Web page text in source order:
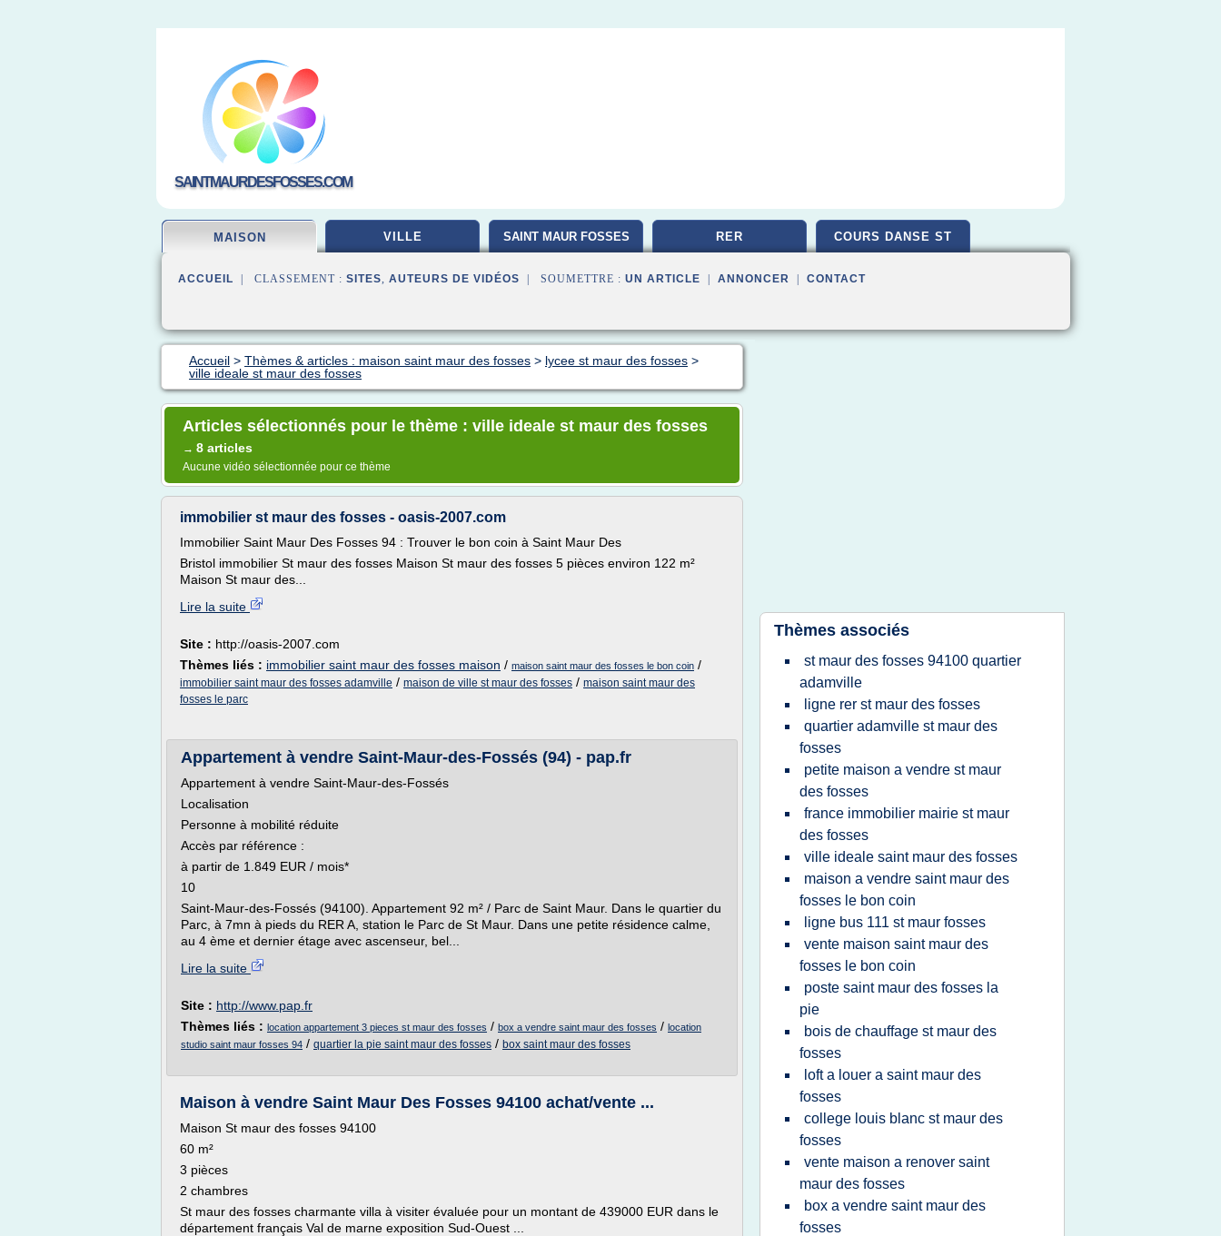
SAINTMAURDESFOSSES.COM
MAISON VILLE SAINT MAUR FOSSES RER COURS DANSE ST
ACCUEIL | CLASSEMENT : SITES, AUTEURS DE VIDÉOS | SOUMETTRE : UN ARTICLE ANNONCER CONTACT
Accueil > Thèmes & articles : maison saint maur des fosses > lycee st maur des fosses >
ville ideale st maur des fosses
Articles sélectionnés pour le thème : ville ideale st maur des fosses
→ 8 articles
Aucune vidéo sélectionnée pour ce thème
immobilier st maur des fosses - oasis-2007.com
Immobilier Saint Maur Des Fosses 94 : Trouver le bon coin à Saint Maur Des
Bristol immobilier St maur des fosses Maison St maur des fosses 5 pièces environ 122 m²
Maison St maur des...
Lire la suite
Site : http://oasis-2007.com
Thèmes liés : immobilier saint maur des fosses maison / maison saint maur des fosses le bon coin /
immobilier saint maur des fosses adamville / maison de ville st maur des fosses / maison saint maur des
fosses le parc
Appartement à vendre Saint-Maur-des-Fossés (94) - pap.fr
Appartement à vendre Saint-Maur-des-Fossés
Localisation
Personne à mobilité réduite
Accès par référence :
à partir de 1.849 EUR / mois*
10
Saint-Maur-des-Fossés (94100). Appartement 92 m² / Parc de Saint Maur. Dans le quartier du
Parc, à 7mn à pieds du RER A, station le Parc de St Maur. Dans une petite résidence calme,
au 4 ème et dernier étage avec ascenseur, bel...
Lire la suite
Site : http://www.pap.fr
Thèmes liés : location appartement 3 pieces st maur des fosses / box a vendre saint maur des fosses / location
studio saint maur fosses 94 / quartier la pie saint maur des fosses / box saint maur des fosses
Maison à vendre Saint Maur Des Fosses 94100 achat/vente ...
Maison St maur des fosses 94100
60 m²
3 pièces
2 chambres
St maur des fosses charmante villa à visiter évaluée pour un montant de 439000 EUR dans le
département français Val de marne exposition Sud-Ouest ...
Thèmes associés
st maur des fosses 94100 quartier
adamville
ligne rer st maur des fosses
quartier adamville st maur des
fosses
petite maison a vendre st maur
des fosses
france immobilier mairie st maur
des fosses
ville ideale saint maur des fosses
maison a vendre saint maur des
fosses le bon coin
ligne bus 111 st maur fosses
vente maison saint maur des
fosses le bon coin
poste saint maur des fosses la
pie
bois de chauffage st maur des
fosses
loft a louer a saint maur des
fosses
college louis blanc st maur des
fosses
vente maison a renover saint
maur des fosses
box a vendre saint maur des
fosses